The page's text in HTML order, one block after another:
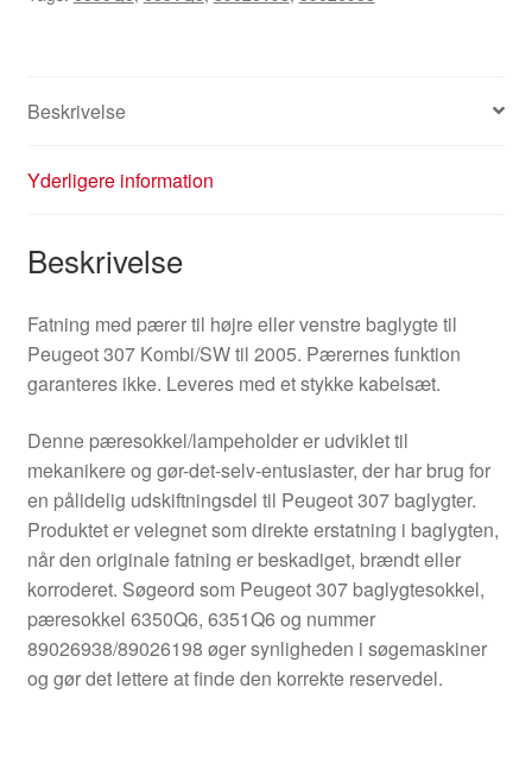
antal
Beskrivelse
Yderligere information
Beskrivelse
Fatning med pærer til højre eller venstre baglygte til
Peugeot 307 Kombi/SW til 2005. Pærernes funktion
garanteres ikke. Leveres med et stykke kabelsæt.
Denne pæresokkel/lampeholder er udviklet til
mekanikere og gør-det-selv-entusiaster, der har brug for
en pålidelig udskiftningsdel til Peugeot 307 baglygter.
Produktet er velegnet som direkte erstatning i baglygten,
når den originale fatning er beskadiget, brændt eller
korroderet. Søgeord som Peugeot 307 baglygtesokkel,
pæresokkel 6350Q6, 6351Q6 og nummer
89026938/89026198 øger synligheden i søgemaskiner
og gør det lettere at finde den korrekte reservedel.